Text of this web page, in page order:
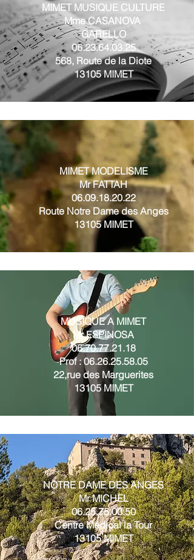
MIMET MUSIQUE CULTURE
Mme CASANOVA
GARELLO
06.23.64.03.25
568, Route de la Diote
13105 MIMET
MIMET MODELISME
Mr FATTAH
06.09.18.20.22
Route Notre Dame des Anges
13105 MIMET
MUSIQUE A MIMET
Mr ESPINOSA
06.70.77.21.18
Prof :06.26.25.58.05
22,rue des Marguerites
13105 MIMET
NOTRE DAME DES ANGES
Mr MICHEL
06.25.75.00.50
Centre Médical la Tour
13105 MIMET